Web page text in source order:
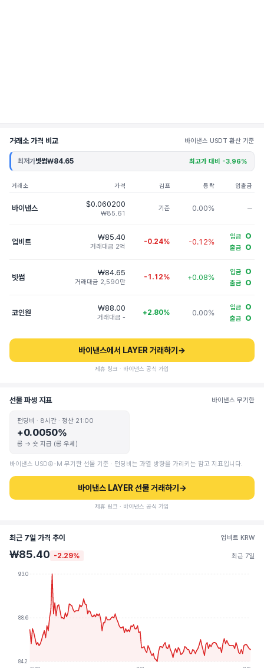
거래소 가격 비교 바이낸스 USDT 환산 기준
최저가빗썸₩84.65 최고가 대비 -3.96%
거래소 가격 김프 등락 입출금
바이낸스 $0.060200
₩85.61
기준 0.00% ─
업비트
₩85.40
거래대금 2억
-0.24% -0.12%
입금 O
출금 O
빗썸
₩84.65
거래대금 2,590만
-1.12% +0.08%
입금 O
출금 O
코인원
₩88.00
거래대금 -
+2.80% 0.00%
입금 O
출금 O
바이낸스에서 LAYER 거래하기 →
제휴 링크 · 바이낸스 공식 가입
선물 파생 지표 바이낸스 무기한
펀딩비 · 8시간 · 정산 21:00
+0.0050%
롱 → 숏 지급 (롱 우세)
바이낸스 USDⓈ-M 무기한 선물 기준 · 펀딩비는 과열 방향을 가리키는 참고 지표입니다.
바이낸스 LAYER 선물 거래하기 →
제휴 링크 · 바이낸스 공식 가입
최근 7일 가격 추이 업비트 KRW
₩85.40 -2.29% 최근 7일
93.0
88.6
84.2